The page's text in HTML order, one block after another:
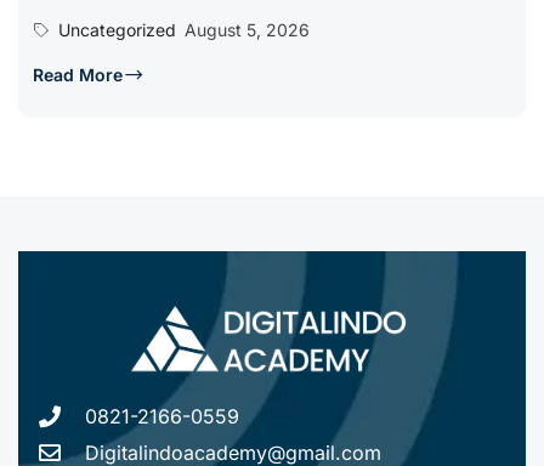
Uncategorized August 5, 2026
Read More
0821-2166-0559
Digitalindoacademy@gmail.com